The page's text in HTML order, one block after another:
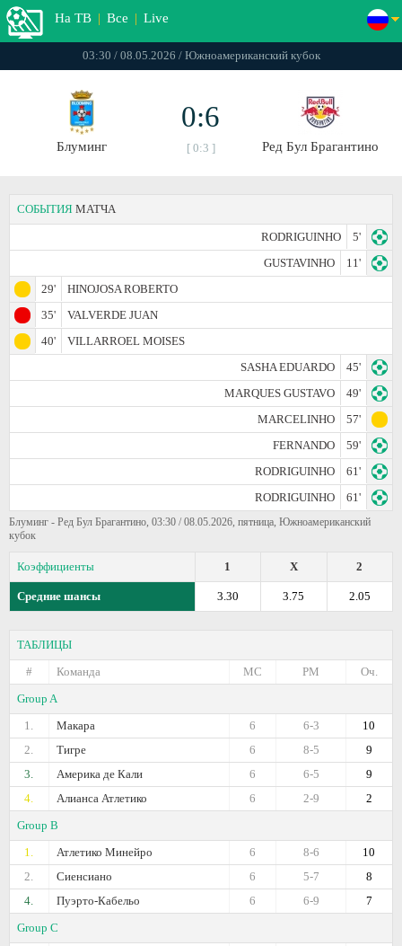
На ТВ | Все | Live
03:30 / 08.05.2026 / Южноамериканский кубок
Блуминг
0:6
[ 0:3 ] Ред Бул Брагантино
СОБЫТИЯ МАТЧА
RODRIGUINHO
5'
GUSTAVINHO
11'
29'
HINOJOSA ROBERTO
35'
VALVERDE JUAN
40'
VILLARROEL MOISES
SASHA EDUARDO
45'
MARQUES GUSTAVO
49'
MARCELINHO
57'
FERNANDO
59'
RODRIGUINHO
61'
RODRIGUINHO
61'
Блуминг - Ред Бул Брагантино, 03:30 / 08.05.2026, пятница, Южноамериканский
кубок
Коэффициенты 2
X
1
Средние шансы 2.05
3.75
3.30
ТАБЛИЦЫ
#
Команда Оч.
РМ
МС
Group A
1.
Макара 10
6-3
6
2.
Тигре 9
8-5
6
3.
Америка де Кали 9
6-5
6
4.
Алианса Атлетико 2
2-9
6
Group B
1.
Атлетико Минейро 10
8-6
6
2.
Сиенсиано 8
5-7
6
4.
Пуэрто-Кабельо 7
6-9
6
Group C